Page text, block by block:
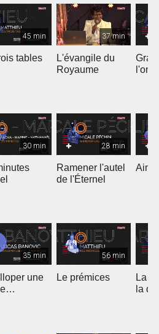
45 min
tables
37 min
L'évangile du
Royaume
30 min 28 min
Ramener l'autel
de l'Éternel
35 min
une
56 min
Le prémices
La
la